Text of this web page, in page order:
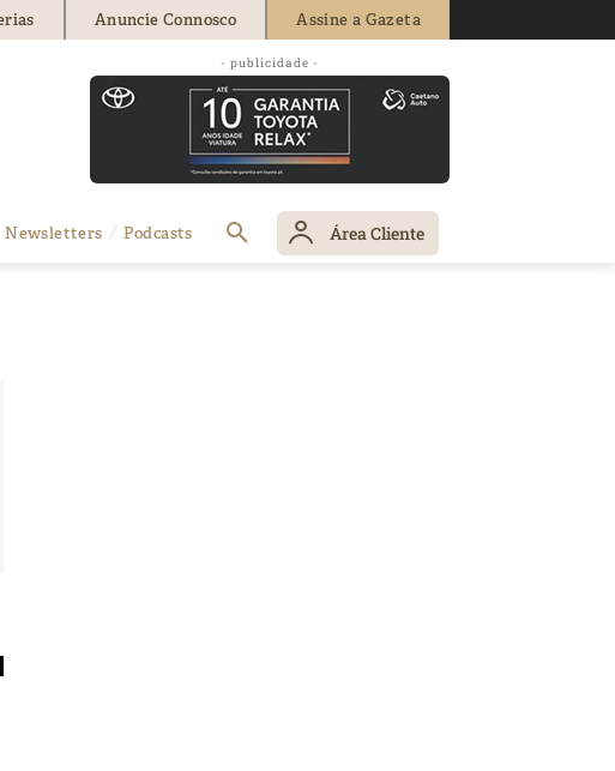
Anuncie Connosco Assine a Gazeta
- publicidade -
Newsletters Podcasts Área Cliente